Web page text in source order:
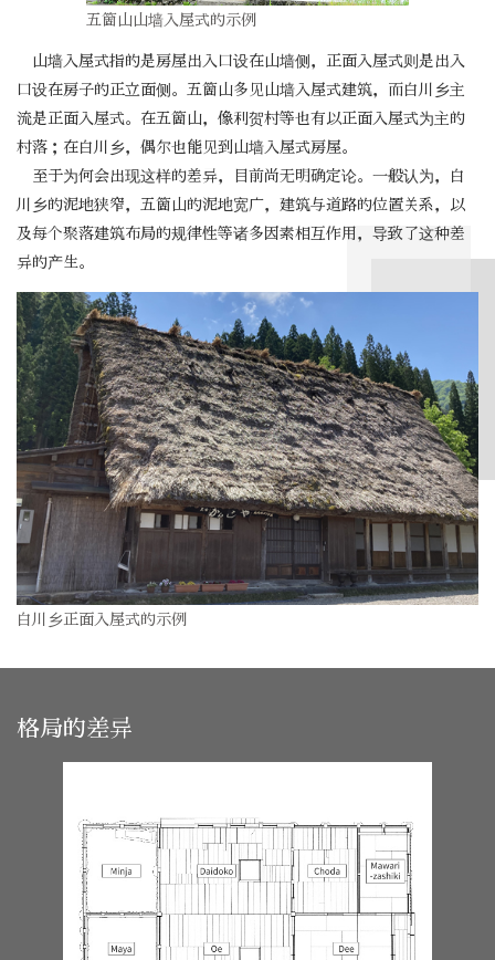
山墙入屋式指的是房屋出入口设在山墙侧，正面入屋式则是出入
口设在房子的正立面侧。五箇山多见山墙入屋式建筑，而白川乡主
流是正面入屋式。在五箇山，像利贺村等也有以正面入屋式为主的
村落；在白川乡，偶尔也能见到山墙入屋式房屋。
至于为何会出现这样的差异，目前尚无明确定论。一般认为，白
川乡的泥地狭窄，五箇山的泥地宽广，建筑与道路的位置关系，以
及每个聚落建筑布局的规律性等诸多因素相互作用，导致了这种差
异的产生。
白川乡正面入屋式的示例
五箇山山墙入屋式的示例
格局的差异